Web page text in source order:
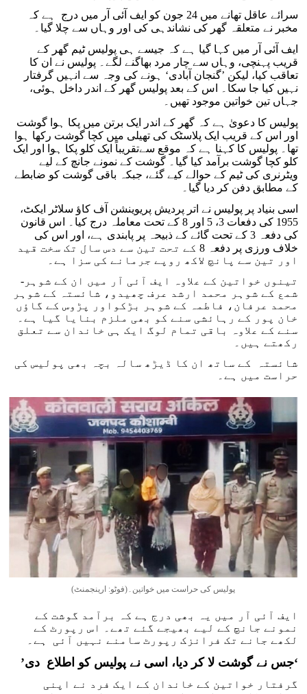
سرائے عاقل تھانے میں 24 جون کو ایف آئی آر میں درج ہے کہ
مخبر نے متعلقہ گھر کی نشاندہی کی اور وہاں سے چلا گیا۔
ایف آئی آر میں کہا گیا ہے کہ جیسے ہی پولیس ٹیم گھر کے
قریب پہنچی، وہاں سے چار مرد بھاگنے لگے۔ پولیس نے ان کا
تعاقب کیا، لیکن ’گنجان آبادی‘ ہونے کی وجہ سے انہیں گرفتار
نہیں کیا جا سکا۔ اس کے بعد پولیس گھر کے اندر داخل ہوئی،
جہاں تین خواتین موجود تھیں۔
پولیس کا دعویٰ ہے کہ گھر کے اندر ایک برتن میں پکا ہوا گوشت
اور اس کے قریب ایک پلاسٹک کی تھیلی میں کچا گوشت رکھا ہوا
تھا۔ پولیس کا کہنا ہے کہ موقع سےتقریباً ایک کلو پکا ہوا اور ایک
کلو کچا گوشت برآمد کیا گیا۔ گوشت کے نمونے جانچ کے لیے
ویٹرنری کی ٹیم کے حوالے کیے گئے، جبکہ باقی گوشت کو ضابطے
کے مطابق دفن کر دیا گیا۔
اسی بنیاد پر پولیس نے اتر پردیش پریوینشن آف کاؤ سلاٹر ایکٹ،
1955 کی دفعات 3، 5 اور 8 کے تحت معاملہ درج کیا۔ اس قانون
کی دفعہ 3 کے تحت گائے کے ذبیحہ پر پابندی ہے، اور اس کی
خلاف ورزی پر دفعہ 8 کے تحت تین سے دس سال تک سخت قید
اور تین سے پانچ لاکھ روپے جرمانے کی سزا ہے۔
تینوں خواتین کے علاوہ ایف آئی آر میں ان کے شوہر-
شمع کے شوہر محمد ارشد عرف چھیدو، شائستہ کے شوہر
محمد عرفان، فاطمہ کے شوہر بڑکواور پڑوس کے گاؤں
خان پور کے رہائشی سنے کو بھی ملزم بنایا گیا ہے۔
سنے کے علاوہ باقی تمام لوگ ایک ہی خاندان سے تعلق
رکھتے ہیں۔
شائستہ کے ساتھ ان کا ڈیڑھ سالہ بچہ بھی پولیس کی
حراست میں ہے۔
پولیس کی حراست میں خواتین۔(فوٹو: ارینجمنٹ)
ایف آئی آر میں یہ بھی درج ہے کہ برآمد گوشت کے
نمونے جانچ کے لیے بھیجے گئے تھے۔ اس رپورٹ کے
لکھے جانے تک فرانزک رپورٹ سامنے نہیں آئی ہے۔
’جس نے گوشت لا کر دیا، اسی نے پولیس کو اطلاع دی‘
گرفتار خواتین کے خاندان کے ایک فرد نے اپنی